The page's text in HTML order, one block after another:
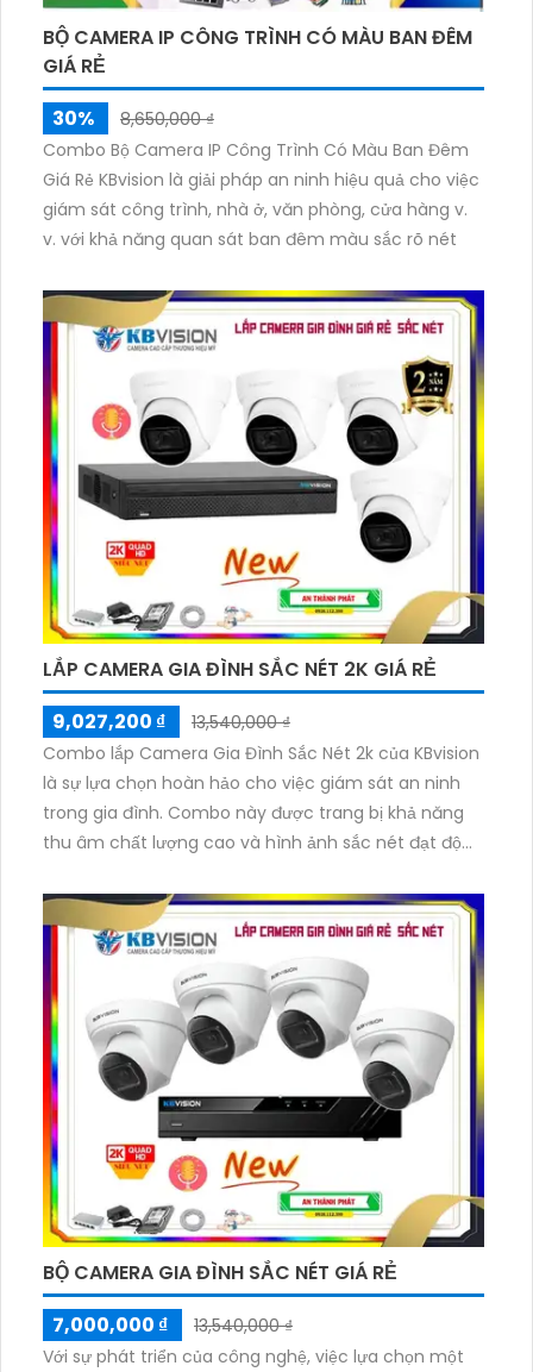
BỘ CAMERA IP CÔNG TRÌNH CÓ MÀU BAN ĐÊM
GIÁ RẺ
30%
8,650,000 ₫
Combo Bộ Camera IP Công Trình Có Màu Ban Đêm
Giá Rẻ KBvision là giải pháp an ninh hiệu quả cho việc
giám sát công trình, nhà ở, văn phòng, cửa hàng v.
v. với khả năng quan sát ban đêm màu sắc rõ nét
LẮP CAMERA GIA ĐÌNH SẮC NÉT 2K GIÁ RẺ
9,027,200 ₫
13,540,000 ₫
Combo lắp Camera Gia Đình Sắc Nét 2k của KBvision
là sự lựa chọn hoàn hảo cho việc giám sát an ninh
trong gia đình. Combo này được trang bị khả năng
thu âm chất lượng cao và hình ảnh sắc nét đạt độ
BỘ CAMERA GIA ĐÌNH SẮC NÉT GIÁ RẺ
7,000,000 ₫
13,540,000 ₫
Với sự phát triển của công nghệ, việc lựa chọn một